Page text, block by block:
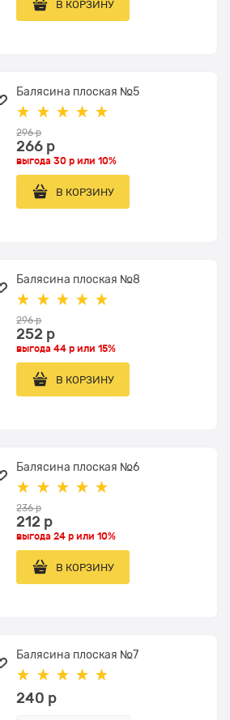
В КОРЗИНУ
Балясина плоская №5
296 р
266 р
выгода30 р или10%
В КОРЗИНУ
Балясина плоская №8
296 р
252 р
выгода44 р или15%
В КОРЗИНУ
Балясина плоская №6
236 р
212 р
выгода24 р или10%
В КОРЗИНУ
Балясина плоская №7
240 р